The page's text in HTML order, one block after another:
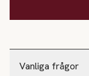
Vanliga frågor